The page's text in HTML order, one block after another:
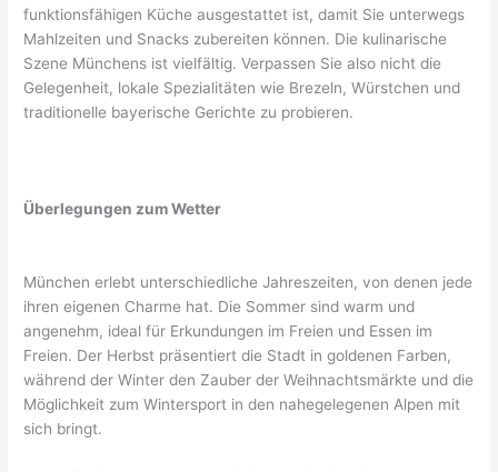
funktionsfähigen Küche ausgestattet ist, damit Sie unterwegs
Mahlzeiten und Snacks zubereiten können. Die kulinarische
Szene Münchens ist vielfältig. Verpassen Sie also nicht die
Gelegenheit, lokale Spezialitäten wie Brezeln, Würstchen und
traditionelle bayerische Gerichte zu probieren.
Überlegungen zum Wetter
München erlebt unterschiedliche Jahreszeiten, von denen jede
ihren eigenen Charme hat. Die Sommer sind warm und
angenehm, ideal für Erkundungen im Freien und Essen im
Freien. Der Herbst präsentiert die Stadt in goldenen Farben,
während der Winter den Zauber der Weihnachtsmärkte und die
Möglichkeit zum Wintersport in den nahegelegenen Alpen mit
sich bringt.